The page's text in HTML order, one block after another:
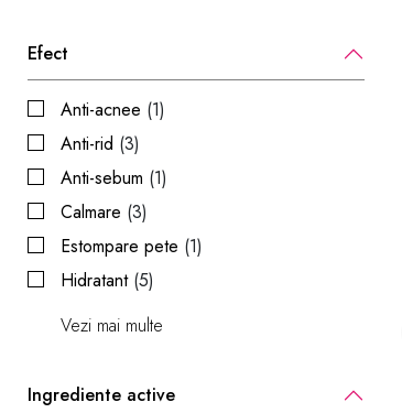
Efect
Anti-acnee (1)
Anti-rid (3)
Anti-sebum (1)
Calmare (3)
Estompare pete (1)
Hidratant(5)
Vezi mai multe
Ingrediente active